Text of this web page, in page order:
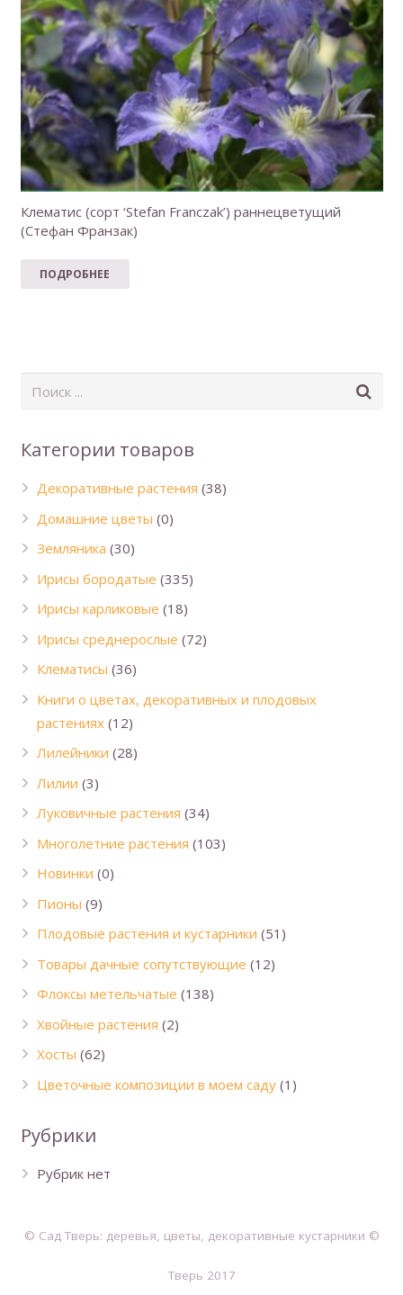
Клематис (сорт ‘Stefan Franczak’) раннецветущий
(Стефан Франзак)
ПОДРОБНЕЕ
Категории товаров
Декоративные растения (38)
Домашние цветы (0)
Земляника (30)
Ирисы бородатые (335)
Ирисы карликовые (18)
Ирисы среднерослые (72)
Клематисы (36)
Книги о цветах, декоративных и плодовых
растениях (12)
Лилейники (28)
Лилии (3)
Луковичные растения (34)
Многолетние растения (103)
Новинки (0)
Пионы (9)
Плодовые растения и кустарники (51)
Товары дачные сопутствующие (12)
Флоксы метельчатые (138)
Хвойные растения (2)
Хосты (62)
Цветочные композиции в моем саду (1)
Рубрики
Рубрик нет
© Сад Тверь: деревья, цветы, декоративные кустарники ©
Тверь 2017